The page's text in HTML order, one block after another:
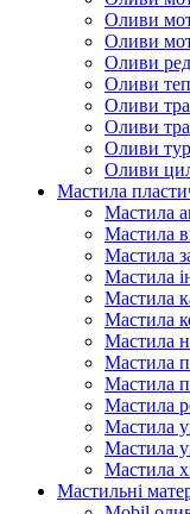
Оливи
Оливи
Оливи
Оливи
Оливи
Оливи
Оливи
Оливи
Мастила
Мастила
Мастила
Мастила
Мастила
Мастила
Мастила
Мастила
Мастила
Мастила
Мастила
Мастила
Мастила
Мастила
Мастильні